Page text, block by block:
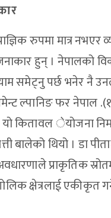
रुपमा मात्र नभएर
हुन् । नेपालको
समेट्नु पर्छ भनेर नै
ल्पानिङ फर नेपाल
कितावल ेयोजना
बालेको थियो । डा
प्राकृतिक
क्षेत्रलाई एकीकृत